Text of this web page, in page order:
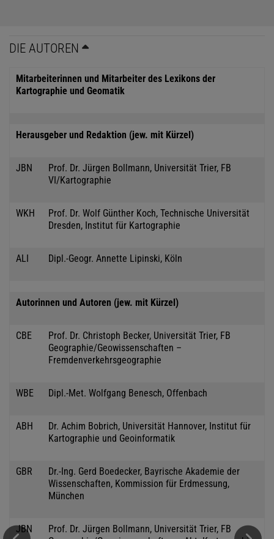
DIE AUTOREN
Mitarbeiterinnen und Mitarbeiter des Lexikons der
Kartographie und Geomatik
Herausgeber und Redaktion (jew. mit Kürzel)
JBN
Prof. Dr. Jürgen Bollmann, Universität Trier, FB
VI/Kartographie
WKH
Prof. Dr. Wolf Günther Koch, Technische Universität
Dresden, Institut für Kartographie
ALI Dipl.-Geogr. Annette Lipinski, Köln
Autorinnen und Autoren (jew. mit Kürzel)
CBE
Prof. Dr. Christoph Becker, Universität Trier, FB
Geographie/Geowissenschaften –
Fremdenverkehrsgeographie
WBE Dipl.-Met. Wolfgang Benesch, Offenbach
ABH
Dr. Achim Bobrich, Universität Hannover, Institut für
Kartographie und Geoinformatik
GBR
Dr.-Ing. Gerd Boedecker, Bayrische Akademie der
Wissenschaften, Kommission für Erdmessung,
München
JBN
Prof. Dr. Jürgen Bollmann, Universität Trier, FB